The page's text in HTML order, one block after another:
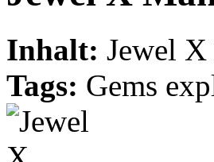
Inhalt: Jewel
Tags: Gems